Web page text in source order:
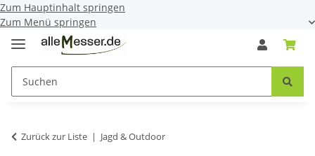
Zum Hauptinhalt springen
Zum Menü springen
Zurück zur Liste Jagd & Outdoor